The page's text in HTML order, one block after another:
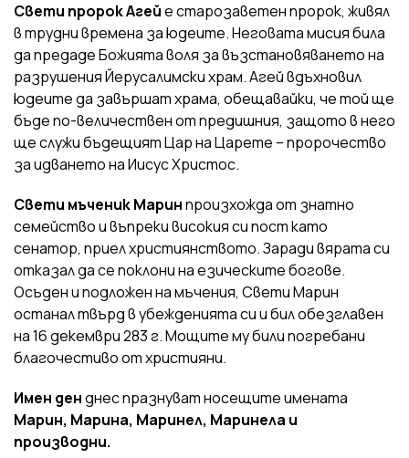
Свети пророк Агейе старозаветен пророк, живял
в трудни времена за юдеите. Неговата мисия била
да предаде Божията воля за възстановяването на
разрушения Йерусалимски храм. Агей вдъхновил
юдеите да завършат храма, обещавайки, че той ще
бъде по-величествен от предишния, защото в него
ще служи бъдещият Цар на Царете – пророчество
за идването на Иисус Христос.
Свети мъченик Маринпроизхожда от знатно
семейство и въпреки високия си пост като
сенатор, приел християнството. Заради вярата си
отказал да се поклони на езическите богове.
Осъден и подложен на мъчения, Свети Марин
останал твърд в убежденията си и бил обезглавен
на 16 декември 283 г. Мощите му били погребани
благочестиво от християни.
Имен денднес празнуват носещите имената
Марин, Марина, Маринел, Маринела и
производни.